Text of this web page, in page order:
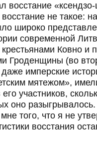
восстание
не такое:
широко
современной
Ковно и
Гроденщины (во
имперские
мятежом»,
участников,
оно
того, что я не
восстания